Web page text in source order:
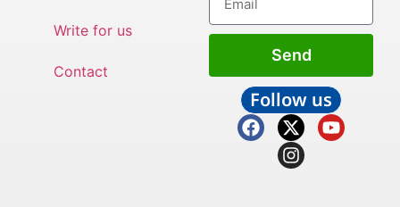
Write for us
Contact
Send
Follow us